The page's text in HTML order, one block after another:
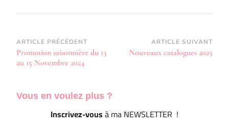
Navigation
d’article
ARTICLE PRÉCÉDENT
Promotion saisonnière du 13
au 15 Novembre 2024
ARTICLE SUIVANT
Nouveaux catalogues 2025
Vous en voulez plus ?
Inscrivez-vousà ma NEWSLETTER !